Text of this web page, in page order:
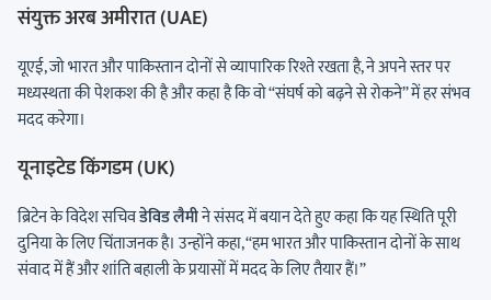
संयुक्त अरब अमीरात (UAE)
यूएई, जो भारत और पाकिस्तान दोनों से व्यापारिक रिश्ते रखता है, ने अपने स्तर पर
मध्यस्थता की पेशकश की है और कहा है कि वो “संघर्ष को बढ़ने से रोकने” में हर संभव
मदद करेगा।
यूनाइटेड किंगडम (UK)
ब्रिटेन के विदेश सचिवडेविड लैमीने संसद में बयान देते हुए कहा कि यह स्थिति पूरी
दुनिया के लिए चिंताजनक है। उन्होंने कहा, “हम भारत और पाकिस्तान दोनों के साथ
संवाद में हैं और शांति बहाली के प्रयासों में मदद के लिए तैयार हैं।”